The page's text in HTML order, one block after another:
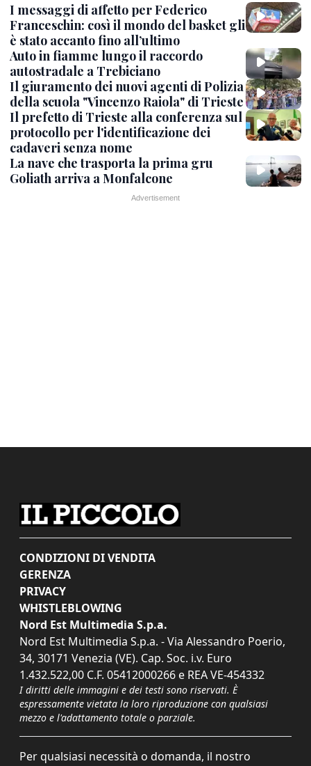
I messaggi di affetto per Federico
Franceschin: così il mondo del basket gli
è stato accanto fino all’ultimo
Auto in fiamme lungo il raccordo
autostradale a Trebiciano
Il giuramento dei nuovi agenti di Polizia
della scuola "Vincenzo Raiola" di Trieste
Il prefetto di Trieste alla conferenza sul
protocollo per l'identificazione dei
cadaveri senza nome
La nave che trasporta la prima gru
Goliath arriva a Monfalcone
CONDIZIONI DI VENDITA
GERENZA
PRIVACY
WHISTLEBLOWING
Nord Est Multimedia S.p.a.
Nord Est Multimedia S.p.a. - Via Alessandro Poerio,
34, 30171 Venezia (VE). Cap. Soc. i.v. Euro
1.432.522,00 C.F. 05412000266 e REA VE-454332
I diritti delle immagini e dei testi sono riservati. È
espressamente vietata la loro riproduzione con qualsiasi
mezzo e l'adattamento totale o parziale.
Per qualsiasi necessità o domanda, il nostro